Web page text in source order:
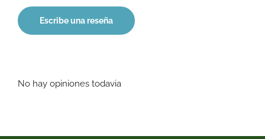
i
a
Escribe una reseña
No hay opiniones todavia